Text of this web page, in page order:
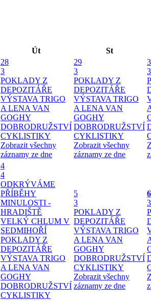
Út
St
28
3
POKLADY Z
DEPOZITÁŘE
VÝSTAVA TRIGO
A LENA VAN
GOGHY
DOBRODRUŽSTVÍ
CYKLISTIKY
Zobrazit všechny
záznamy ze dne
29
3
POKLADY Z
DEPOZITÁŘE
VÝSTAVA TRIGO
A LENA VAN
GOGHY
DOBRODRUŽSTVÍ
CYKLISTIKY
Zobrazit všechny
záznamy ze dne
3
4
4
ODKRÝVÁME
PŘÍBĚHY
MINULOSTI -
HRADIŠTĚ
VELKÝ CHLUM V
SEDMIHOŘÍ
POKLADY Z
DEPOZITÁŘE
VÝSTAVA TRIGO
A LENA VAN
GOGHY
DOBRODRUŽSTVÍ
CYKLISTIKY
5
3
POKLADY Z
DEPOZITÁŘE
VÝSTAVA TRIGO
A LENA VAN
GOGHY
DOBRODRUŽSTVÍ
CYKLISTIKY
Zobrazit všechny
záznamy ze dne
6
3